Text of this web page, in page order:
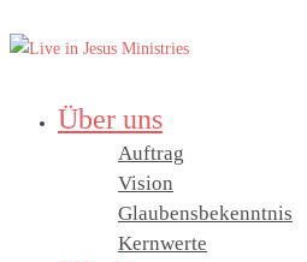
Über uns
Auftrag
Vision
Glaubensbekenntnis
Kernwerte